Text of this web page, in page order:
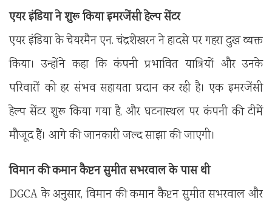
एयर इंडिया ने शुरू किया इमरजेंसी हेल्प सेंटर
एयर इंडिया के चेयरमैन एन. चंद्रशेखरन ने हादसे पर गहरा दुख व्यक्त
किया। उन्होंने कहा कि कंपनी प्रभावित यात्रियों और उनके
परिवारों को हर संभव सहायता प्रदान कर रही है। एक इमरजेंसी
हेल्प सेंटर शुरू किया गया है, और घटनास्थल पर कंपनी की टीमें
मौजूद हैं। आगे की जानकारी जल्द साझा की जाएगी।
विमान की कमान कैप्टन सुमीत सभरवाल के पास थी
DGCA के अनुसार, विमान की कमान कैप्टन सुमीत सभरवाल और